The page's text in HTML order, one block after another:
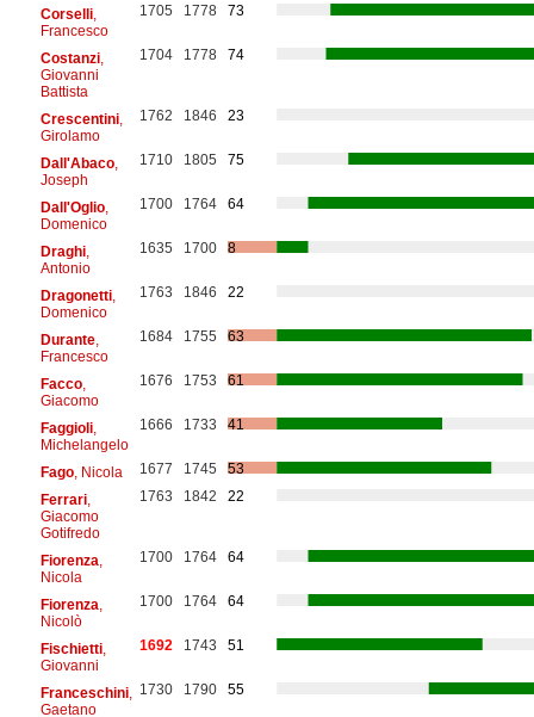
Corselli,
Francesco
1705 1778 73
Costanzi,
Giovanni
Battista
1704 1778 74
Crescentini,
Girolamo
1762 1846 23
Dall'Abaco,
Joseph
1710 1805 75
Dall'Oglio,
Domenico
1700 1764 64
Draghi,
Antonio
1635 1700 8
Dragonetti,
Domenico
1763 1846 22
Durante,
Francesco
1684 1755 63
Facco,
Giacomo
1676 1753 61
Faggioli,
Michelangelo
1666 1733 41
Fago, Nicola 1677 1745
53
Ferrari,
Giacomo
Gotifredo
1763 1842 22
Fiorenza
Nicola
1700 1764 64
Fiorenza
Nicolò
1700 1764 64
Fischietti,
Giovanni
1692 1743 51
Franceschini,
Gaetano
1730 1790 55